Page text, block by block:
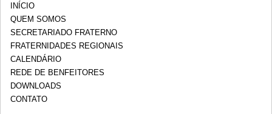
INÍCIO
QUEM SOMOS
SECRETARIADO FRATERNO
FRATERNIDADES REGIONAIS
CALENDÁRIO
REDE DE BENFEITORES
DOWNLOADS
CONTATO